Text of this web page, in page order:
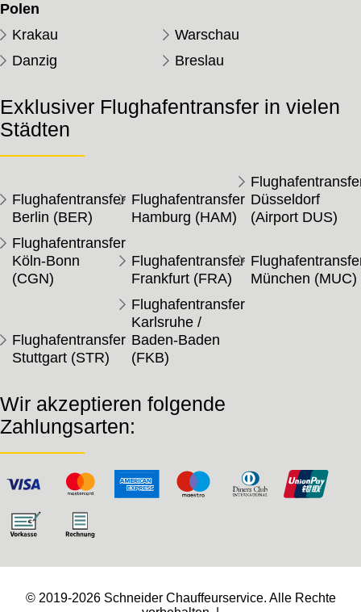
Polen
Krakau
Warschau
Danzig
Breslau
Exklusiver Flughafentransfer in vielen
Städten
Flughafentransfer
Berlin (BER)
Flughafentransfer
Hamburg (HAM)
Düsseldorf
(Airport DUS)
Flughafentransfer
Köln-Bonn
(CGN)
Flughafentransfer
Frankfurt (FRA)
München (MUC)
Flughafentransfer
Stuttgart (STR)
Flughafentransfer
Karlsruhe /
Baden-Baden
(FKB)
Wir akzeptieren folgende
Zahlungsarten:
© 2019-2026 Schneider Chauffeurservice. Alle Rechte